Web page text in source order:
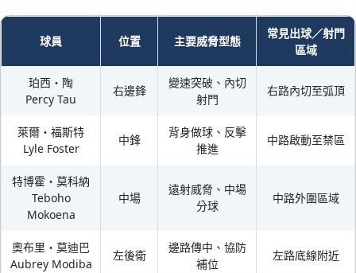
球員 位置 主要威脅型態
常見出球／射門
區域
珀西・陶
Percy Tau
右邊鋒
變速突破、內切
射門
右路內切至弧頂
萊爾・福斯特
Lyle Foster
中鋒
背身做球、反擊
推進
中路啟動至禁區
特博霍・莫科納
Teboho
Mokoena
中場
遠射威脅、中場
分球
中路外圍區域
奧布里・莫迪巴
Aubrey Modiba
左後衛
邊路傳中、協防
補位
左路底線附近